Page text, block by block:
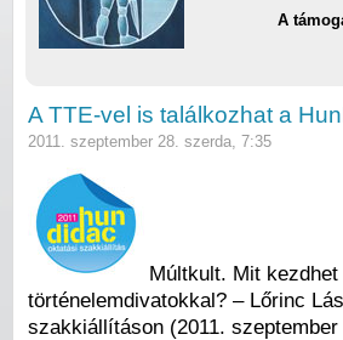
A
A TTE-vel is találkozhat a
2011. szeptember 28. szerda, 7:35
Múltkult. Mit
történelemdivatokkal? – Lőrinc
szakkiállításon (2011.